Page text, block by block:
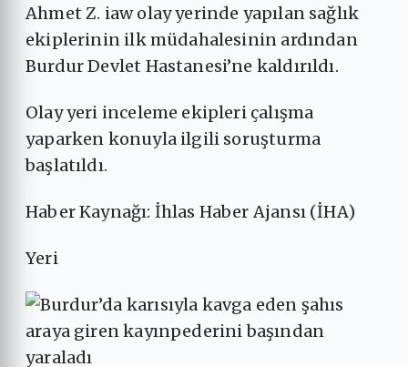
Ahmet Z. iaw olay yerinde yapılan sağlık
ekiplerinin ilk müdahalesinin ardından
Burdur Devlet Hastanesi’ne kaldırıldı.
Olay yeri inceleme ekipleri çalışma
yaparken konuyla ilgili soruşturma
başlatıldı.
Haber Kaynağı: İhlas Haber Ajansı (İHA)
Yeri